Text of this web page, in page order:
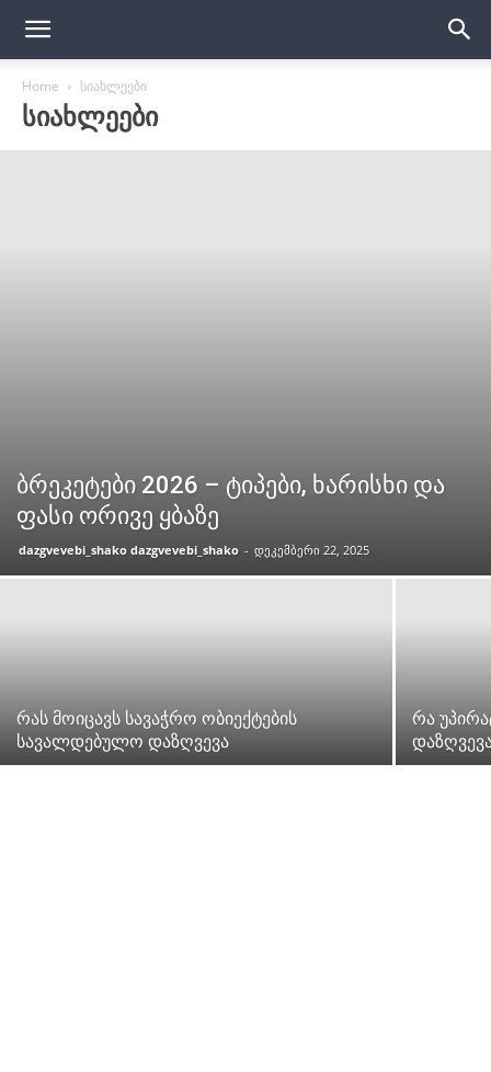
Home სიახლეები
ᲡᲘᲐᲮᲚᲔᲔᲑᲘ
ბრეკეტები 2026 – ტიპები, ხარისხი და
ფასი ორივე ყბაზე
dazgvevebi_shako dazgvevebi_shako - დეკემბერი 22, 2025
რას მოიცავს სავაჭრო ობიექტების
სავალდებულო დაზღვევა
რა